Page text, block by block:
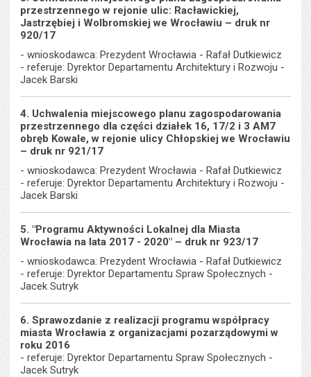
przestrzennego w rejonie ulic: Racławickiej,
Jastrzębiej i Wolbromskiej we Wrocławiu – druk nr
920/17
- wnioskodawca: Prezydent Wrocławia - Rafał Dutkiewicz
- referuje: Dyrektor Departamentu Architektury i Rozwoju -
Jacek Barski
4. Uchwalenia miejscowego planu zagospodarowania
przestrzennego dla części działek 16, 17/2 i 3 AM7
obręb Kowale, w rejonie ulicy Chłopskiej we Wrocławiu
– druk nr 921/17
- wnioskodawca: Prezydent Wrocławia - Rafał Dutkiewicz
- referuje: Dyrektor Departamentu Architektury i Rozwoju -
Jacek Barski
5. "Programu Aktywności Lokalnej dla Miasta
Wrocławia na lata 2017 - 2020" – druk nr 923/17
- wnioskodawca: Prezydent Wrocławia - Rafał Dutkiewicz
- referuje: Dyrektor Departamentu Spraw Społecznych -
Jacek Sutryk
6. Sprawozdanie z realizacji programu współpracy
miasta Wrocławia z organizacjami pozarządowymi w
roku 2016
- referuje: Dyrektor Departamentu Spraw Społecznych -
Jacek Sutryk